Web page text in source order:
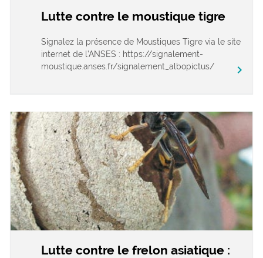
Lutte contre le moustique tigre
Signalez la présence de Moustiques Tigre via le site
internet de l’ANSES : https://signalement-
moustique.anses.fr/signalement_albopictus/
chevron_right
Lutte contre le frelon asiatique :